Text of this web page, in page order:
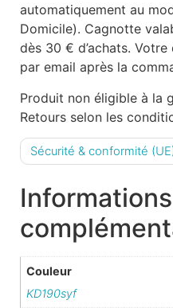
automatiquement au
Domicile). Cagnotte
dès 30 € d’achats.
par email après la
Produit non éligible à la
Retours selon les
Sécurité & conformité
Informations
Couleur
KD190syf